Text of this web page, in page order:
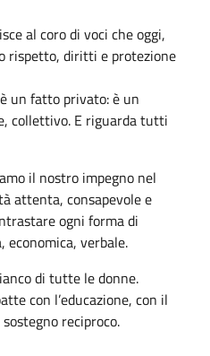
al coro di voci che oggi,
rispetto, diritti e protezione
un fatto privato: è un
collettivo. E riguarda tutti
il nostro impegno nel
attenta, consapevole e
ogni forma di
economica, verbale.
di tutte le donne.
con l’educazione, con il
reciproco.